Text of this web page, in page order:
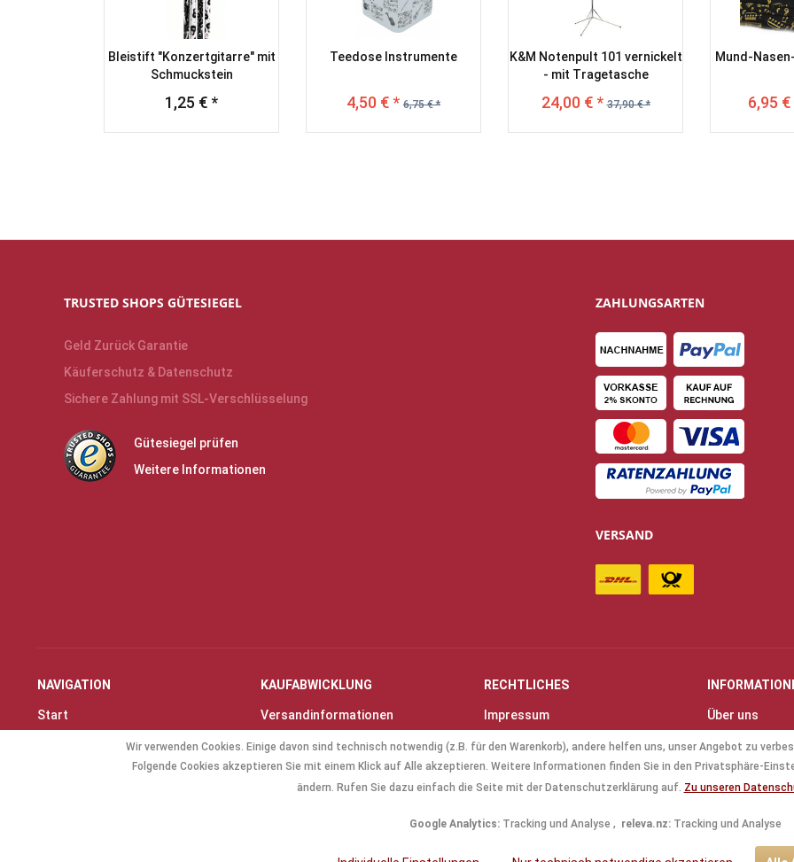
Bleistift "Konzertgitarre" mit
Schmuckstein
1,25 € *
Teedose Instrumente
4,50 € * 6,75 € *
K&M Notenpult 101 vernickelt
- mit Tragetasche
24,00 € * 37,90 € *
Mund-
6,95 €
TRUSTED SHOPS GÜTESIEGEL
Geld Zurück Garantie
Käuferschutz & Datenschutz
Sichere Zahlung mit SSL-Verschlüsselung
Gütesiegel prüfen
Weitere Informationen
ZAHLUNGSARTEN
VERSAND
NAVIGATION
Start
Instrumente & Zubehör
KAUFABWICKLUNG
Versandinformationen
Zahlungsarten
Widerrufsrecht
RECHTLICHES
Impressum
Allgemeine Geschäftsbedingungen
(AGB)
Batterieverordnung
Über uns
Kontakt
Anfahrt &
Mollenhauer
Küng
Wir verwenden Cookies. Einige davon sind technisch notwendig (z.B. für den Warenkorb), andere helfen uns, unser Angebot zu
Folgende Cookies akzeptieren Sie mit einem Klick auf Alle akzeptieren. Weitere Informationen finden Sie in den Privatsphäre-
ändern. Rufen Sie dazu einfach die Seite mit der Datenschutzerklärung auf. Zu unseren
Google Analytics: Tracking und Analyse , releva.nz: Tracking und Analyse